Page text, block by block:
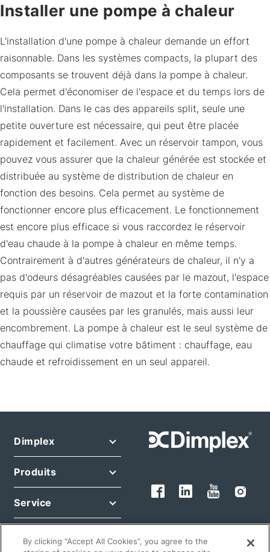
Installer une pompe à chaleur
L'installation d'une pompe à chaleur demande un effort
raisonnable. Dans les systèmes compacts, la plupart des
composants se trouvent déjà dans la pompe à chaleur.
Cela permet d'économiser de l'espace et du temps lors de
l'installation. Dans le cas des appareils split, seule une
petite ouverture est nécessaire, qui peut être placée
rapidement et facilement. Avec un réservoir tampon, vous
pouvez vous assurer que la chaleur générée est stockée et
distribuée au système de distribution de chaleur en
fonction des besoins. Cela permet au système de
fonctionner encore plus efficacement. Le fonctionnement
est encore plus efficace si vous raccordez le réservoir
d'eau chaude à la pompe à chaleur en même temps.
Contrairement à d'autres générateurs de chaleur, il n'y a
pas d'odeurs désagréables causées par le mazout, l'espace
requis par un réservoir de mazout et la forte contamination
et la poussière causées par les granulés, mais aussi leur
encombrement. La pompe à chaleur est le seul système de
chauffage qui climatise votre bâtiment : chauffage, eau
chaude et refroidissement en un seul appareil.
Dimplex
Produits
Service
By clicking “Accept All Cookies”, you agree to the